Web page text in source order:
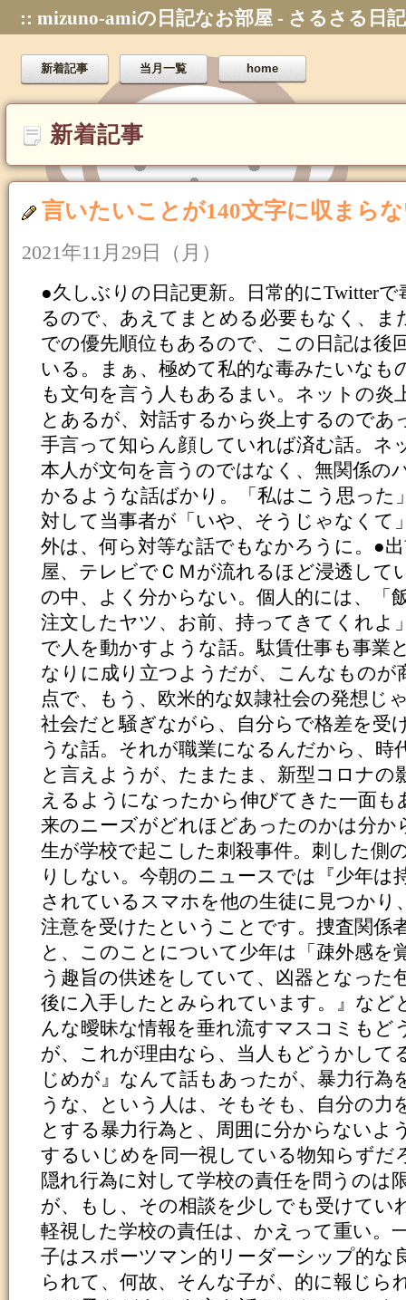
:: mizuno-amiの日記なお部屋 - さるさる日
新着記事 当月一覧 home
新着記事
言いたいことが140文字に収まら
2021年11月29日（月）
●久しぶりの日記更新。日常的にTwitter
るので、あえてまとめる必要もなく、ま
での優先順位もあるので、この日記は後
いる。まぁ、極めて私的な毒みたいなも
も文句を言う人もあるまい。ネットの炎
とあるが、対話するから炎上するのであ
手言って知らん顔していれば済む話。ネ
本人が文句を言うのではなく、無関係の
かるような話ばかり。「私はこう思った
対して当事者が「いや、そうじゃなくて
外は、何ら対等な話でもなかろうに。●
屋、テレビでＣＭが流れるほど浸透して
の中、よく分からない。個人的には、「
注文したヤツ、お前、持ってきてくれよ
で人を動かすような話。駄賃仕事も事業
なりに成り立つようだが、こんなものが
点で、もう、欧米的な奴隷社会の発想じ
社会だと騒ぎながら、自分らで格差を受
うな話。それが職業になるんだから、時
と言えようが、たまたま、新型コロナの
えるようになったから伸びてきた一面も
来のニーズがどれほどあったのかは分か
生が学校で起こした刺殺事件。刺した側
りしない。今朝のニュースでは『少年は
されているスマホを他の生徒に見つかり
注意を受けたということです。捜査関係
と、このことについて少年は「疎外感を
う趣旨の供述をしていて、凶器となった
後に入手したとみられています。』など
んな曖昧な情報を垂れ流すマスコミもど
が、これが理由なら、当人もどうかして
じめが』なんて話もあったが、暴力行為
うな、という人は、そもそも、自分の力
とする暴力行為と、周囲に分からないよ
するいじめを同一視している物知らずだ
隠れ行為に対して学校の責任を問うのは
が、もし、その相談を少しでも受けてい
軽視した学校の責任は、かえって重い。
子はスポーツマン的リーダーシップ的な
られて、何故、そんな子が、的に報じら